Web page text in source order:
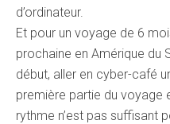
d’ordinateur.
Et pour un voyage de 6
prochaine en Amérique du
début, aller en cyber-café
première partie du voyage
rythme n’est pas suffisant